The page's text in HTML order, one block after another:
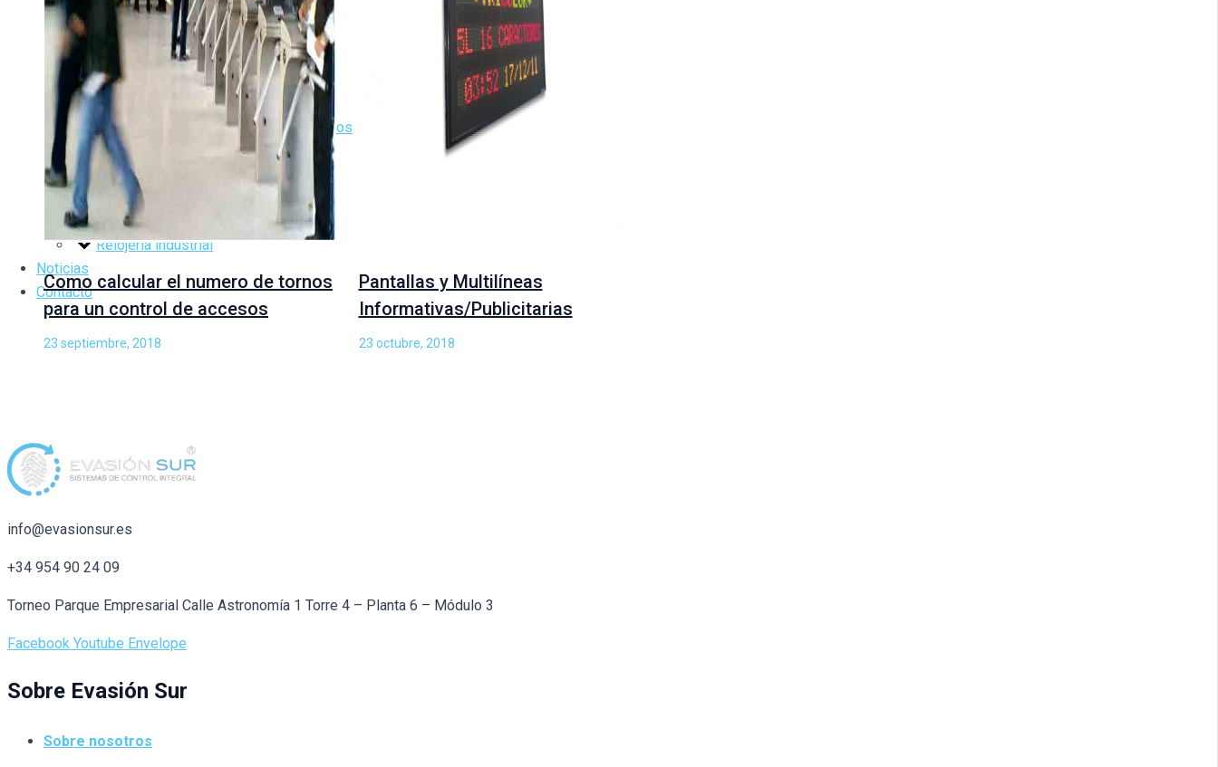
Accesorios
Control de Errantes
Control de producción
Terminales Producción
Tornos, Portillos y Pasillos Motorizados
Barreras control de vehículos
Pilonas y Bolardos
Gestión de Gimnasios
Impresora de tarjetas
Relojería industrial
Noticias
Contacto
Como calcular el numero de tornos
para un control de accesos
23 septiembre, 2018
Pantallas y Multilíneas
Informativas/Publicitarias
23 octubre, 2018
info@evasionsur.es
+34 954 90 24 09
Torneo Parque Empresarial Calle Astronomía 1 Torre 4 – Planta 6 – Módulo 3
Facebook Youtube Envelope
Sobre Evasión Sur
Sobre nosotros